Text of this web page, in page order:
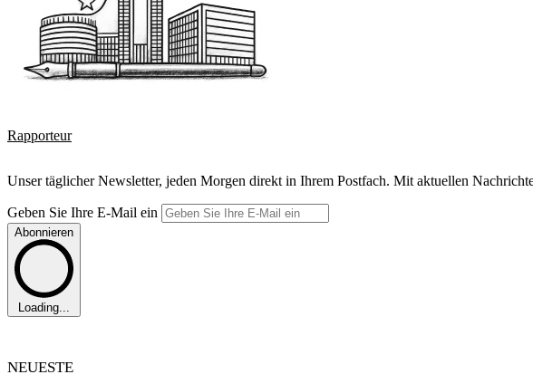
Rapporteur
Unser täglicher Newsletter, jeden Morgen direkt in Ihrem Postfach. Mit aktuellen
Geben Sie Ihre E-Mail ein
Abonnieren
Loading...
NEUESTE